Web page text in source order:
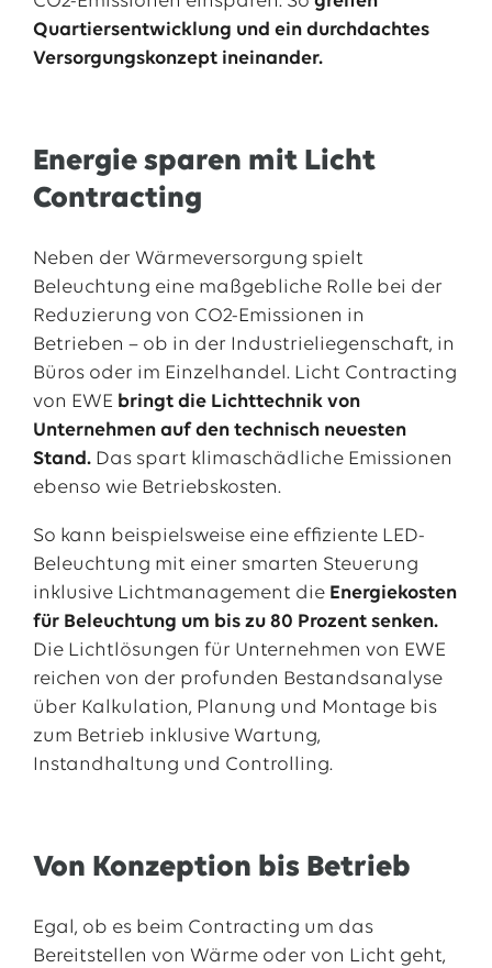
Quartiersentwicklung und ein durchdachtes
Versorgungskonzept ineinander.
Energie sparen mit Licht
Contracting
Neben der Wärmeversorgung spielt
Beleuchtung eine maßgebliche Rolle bei der
Reduzierung von CO2-Emissionen in
Betrieben – ob in der Industrieliegenschaft, in
Büros oder im Einzelhandel. Licht Contracting
von EWE bringt die Lichttechnik von
Unternehmen auf den technisch neuesten
Stand.Das spart klimaschädliche Emissionen
ebenso wie Betriebskosten.
So kann beispielsweise eine effiziente LED-
Beleuchtung mit einer smarten Steuerung
inklusive Lichtmanagement die Energiekosten
für Beleuchtung um bis zu 80 Prozent senken.
Die Lichtlösungen für Unternehmen von EWE
reichen von der profunden Bestandsanalyse
über Kalkulation, Planung und Montage bis
zum Betrieb inklusive Wartung,
Instandhaltung und Controlling.
Von Konzeption bis Betrieb
Egal, ob es beim Contracting um das
Bereitstellen von Wärme oder von Licht geht,